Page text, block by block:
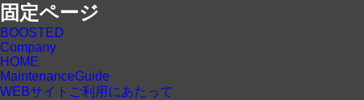
Maintenance Guide
Contact
固定ページ
BOOSTED
Company
HOME
MaintenanceGuide
WEBサイトご利用にあたって